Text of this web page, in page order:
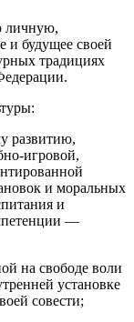
личную,
и будущее своей
традициях
развитию,
игровой,
и моральных
и
—
на свободе воли
установке
совести;